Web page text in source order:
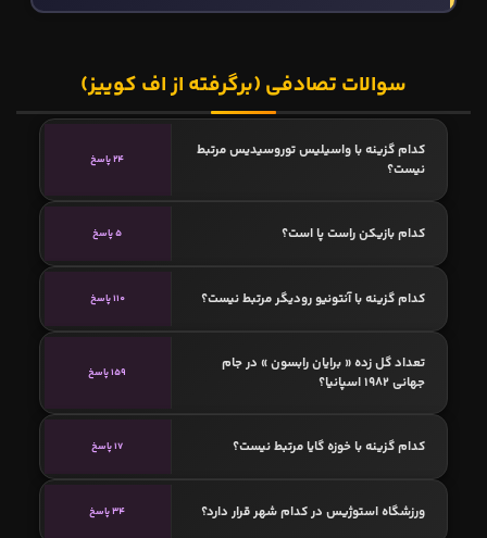
سوالات تصادفی (برگرفته از اف کوییز)
کدام گزینه با واسیلیس توروسیدیس مرتبط
نیست؟
24 پاسخ
کدام بازیکن راست پا است؟ 5 پاسخ
کدام گزینه با آنتونیو رودیگر مرتبط نیست؟ 110 پاسخ
تعداد گل زده « برایان رابسون » در جام
جهانی 1982 اسپانیا؟
159 پاسخ
کدام گزینه با خوزه گایا مرتبط نیست؟ 17 پاسخ
ورزشگاه استوژیس در کدام شهر قرار دارد؟ 34 پاسخ